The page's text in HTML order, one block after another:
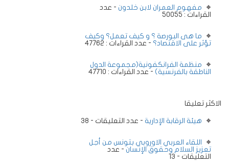
مفهوم العمران لابن خلدون - عدد
القراءات : 50055
ما هى البورصة ؟ و كيف تعمل؟ وكيف
تؤثر على الاقتصاد؟ - عدد القراءات : 47762
منظمة الفرانكفونية(مجموعة الدول
الناطقة بالفرنسية) - عدد القراءات : 47710
الاكثر تعليقا
هيئة الرقابة الإدارية - عدد التعليقات - 38
اللقاء العربي الاوروبي بتونس من أجل
تعزيز السلام وحقوق الإنسان - عدد
التعليقات - 13